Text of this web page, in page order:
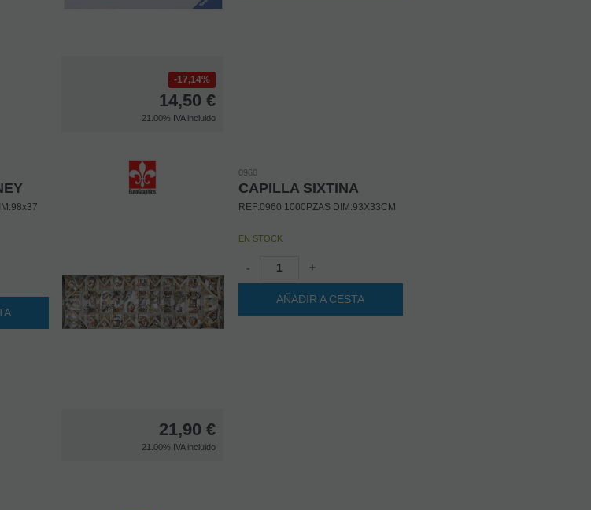
17,14%
14,50 €
21.00% IVA incluido
21,90 €
21.00% IVA incluido
0960
CAPILLA SIXTINA
REF:0960 1000PZAS DIM:93X33CM
EN STOCK
- +
AÑADIR A CESTA